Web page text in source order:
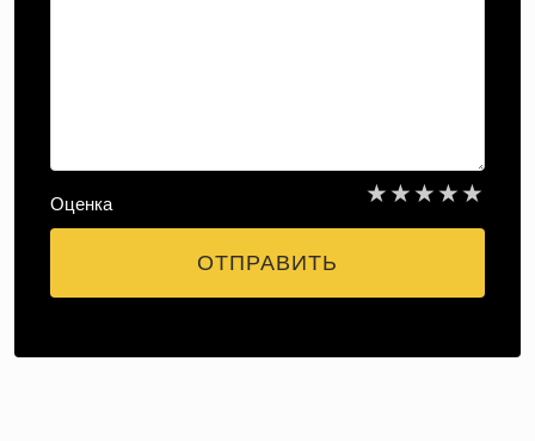
Оценка ★
★
★
★
★
ОТПРАВИТЬ